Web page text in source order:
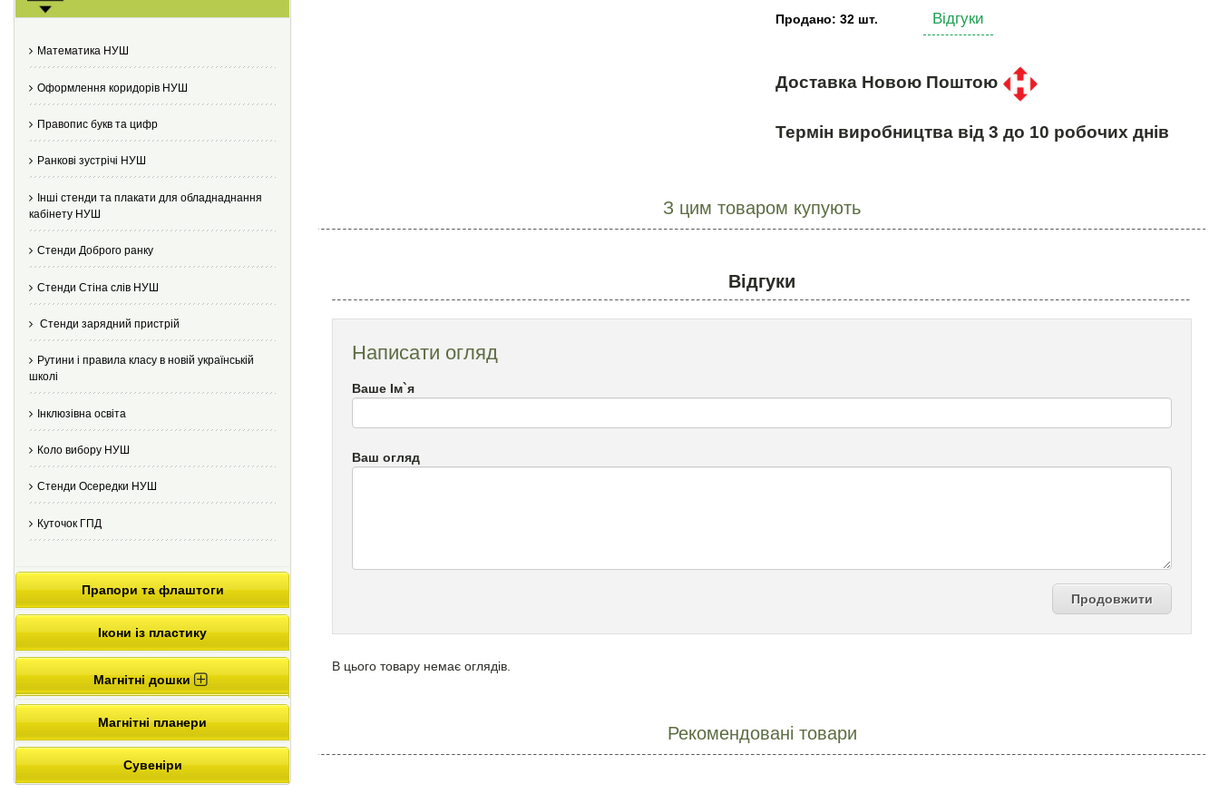
Математика НУШ
Оформлення коридорів НУШ
Правопис букв та цифр
Ранкові зустрічі НУШ
Інші стенди та плакати для обладнаднання
кабінету НУШ
Стенди Доброго ранку
Стенди Стіна слів НУШ
Стенди зарядний пристрій
Рутини і правила класу в новій українській
школі
Інклюзівна освіта
Коло вибору НУШ
Стенди Осередки НУШ
Куточок ГПД
Прапори та флаштоги
Ікони із пластику
Магнітні дошки
Магнітні планери
Сувеніри
Продано: 32 шт. Відгуки
Доставка Новою Поштою
Термін виробництва від 3 до 10 робочих днів
З цим товаром купують
Відгуки
Написати огляд
Ваше Ім`я
Ваш огляд
Продовжити
В цього товару немає оглядів.
Рекомендовані товари